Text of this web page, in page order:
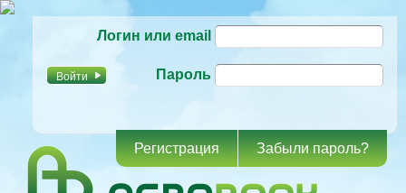
основному
Логин или email
Пароль
Регистрация Забыли пароль?